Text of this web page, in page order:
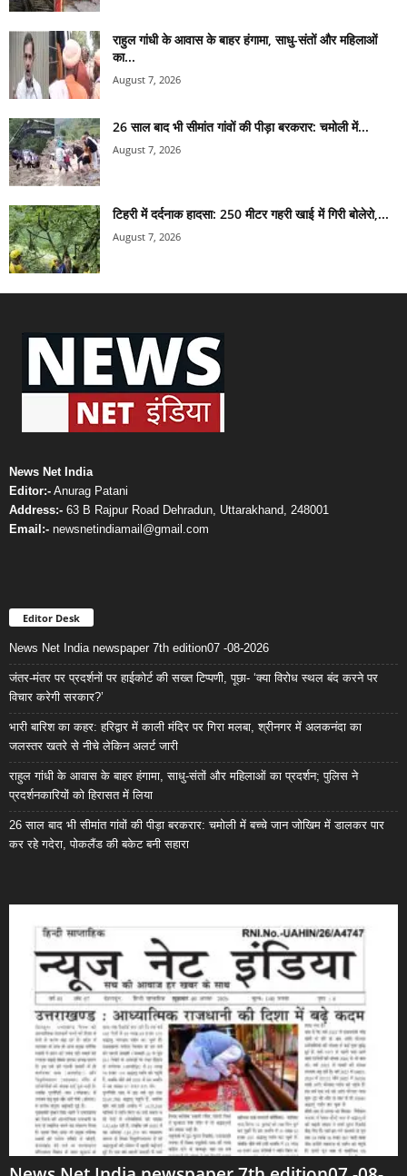
राहुल गांधी के आवास के बाहर हंगामा, साधु-संतों और महिलाओं
का...
August 7, 2026
26 साल बाद भी सीमांत गांवों की पीड़ा बरकरार: चमोली में...
August 7, 2026
टिहरी में दर्दनाक हादसा: 250 मीटर गहरी खाई में गिरी बोलेरो,...
August 7, 2026
News Net India
Editor:- Anurag Patani
Address:- 63 B Rajpur Road Dehradun, Uttarakhand, 248001
Email:- newsnetindiamail@gmail.com
Editor Desk
News Net India newspaper 7th edition07 -08-2026
जंतर-मंतर पर प्रदर्शनों पर हाईकोर्ट की सख्त टिप्पणी, पूछा- ‘क्या विरोध स्थल बंद करने पर
विचार करेगी सरकार?’
भारी बारिश का कहर: हरिद्वार में काली मंदिर पर गिरा मलबा, श्रीनगर में अलकनंदा का
जलस्तर खतरे से नीचे लेकिन अलर्ट जारी
राहुल गांधी के आवास के बाहर हंगामा, साधु-संतों और महिलाओं का प्रदर्शन; पुलिस ने
प्रदर्शनकारियों को हिरासत में लिया
26 साल बाद भी सीमांत गांवों की पीड़ा बरकरार: चमोली में बच्चे जान जोखिम में डालकर पार
कर रहे गदेरा, पोकलैंड की बकेट बनी सहारा